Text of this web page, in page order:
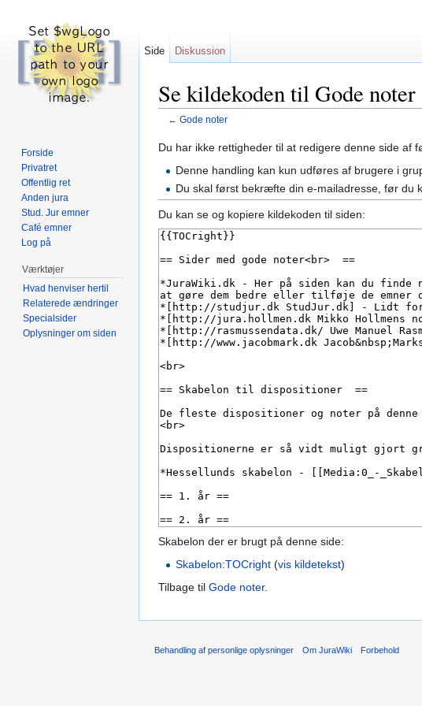
Se kildekoden til Gode noter
← Gode noter
Du har ikke rettigheder til at redigere denne side af
Denne handling kan kun udføres af brugere i
Du skal først bekræfte din e-mailadresse, før du
Du kan se og kopiere kildekoden til siden:
Skabelon der er brugt på denne side:
Skabelon:TOCright (vis kildetekst)
Tilbage til Gode noter.
Side Diskussion
Forside
Privatret
Offentlig ret
Anden jura
Stud. Jur emner
Café emner
Log på
Værktøjer
Hvad henviser hertil
Relaterede ændringer
Specialsider
Oplysninger om siden
Behandling af personlige oplysninger Om JuraWiki Forbehold